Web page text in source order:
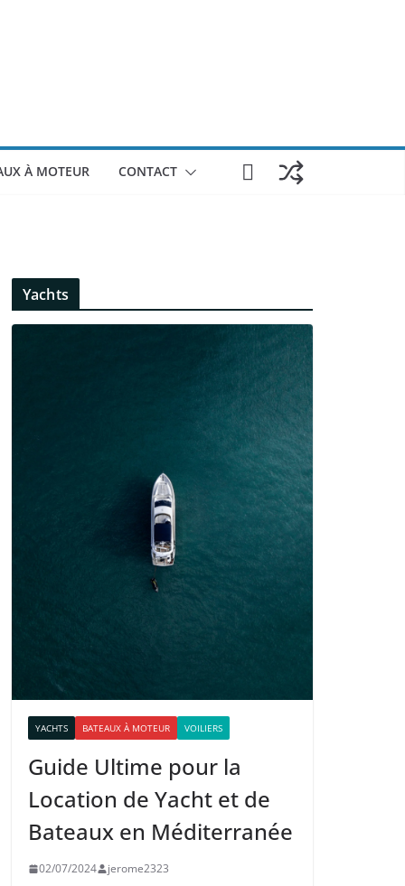
À MOTEUR CONTACT
Yachts
YACHTS BATEAUX À MOTEUR VOILIERS
Guide Ultime pour la
Location de Yacht et de
Bateaux en Méditerranée
02/07/2024 jerome2323